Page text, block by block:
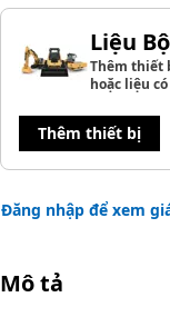
Liệu
Thêm thiết
hoặc liệu
Thêm thiết bị
Đăng nhập để xem
Mô tả